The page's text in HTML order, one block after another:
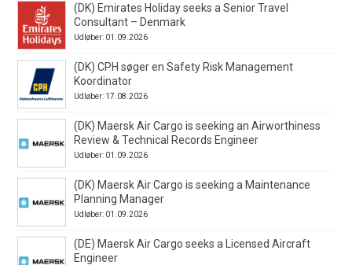
(DK) Emirates Holiday seeks a Senior Travel
Consultant – Denmark
Udløber: 01.09.2026
(DK) CPH søger en Safety Risk Management
Koordinator
Udløber: 17.08.2026
(DK) Maersk Air Cargo is seeking an Airworthiness
Review & Technical Records Engineer
Udløber: 01.09.2026
(DK) Maersk Air Cargo is seeking a Maintenance
Planning Manager
Udløber: 01.09.2026
(DE) Maersk Air Cargo seeks a Licensed Aircraft
Engineer